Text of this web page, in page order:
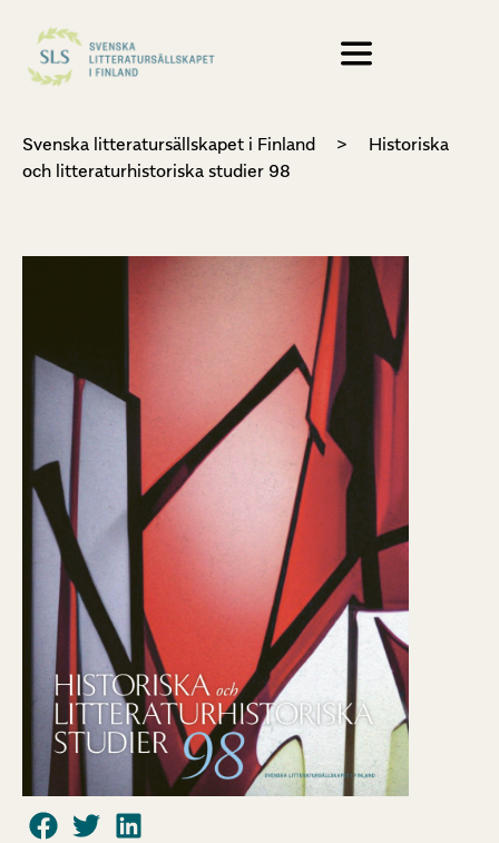
Svenska litteratursällskapet i Finland >
Historiska
och litteraturhistoriska studier 98